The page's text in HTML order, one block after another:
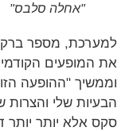
"אחלה סלבס"
מספר ברק על
הקודמים
"ההופעה הזו
שלי והצרות
אלא יותר יותר